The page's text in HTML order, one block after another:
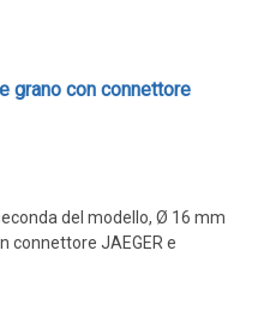
grano con connettore
del modello, Ø 16 mm
connettore JAEGER e